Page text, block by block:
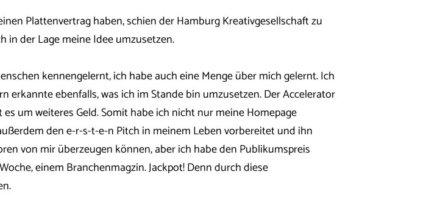
Plattenvertrag haben, schien der Hamburg Kreativgesellschaft zu
in der Lage meine Idee umzusetzen.
kennengelernt, ich habe auch eine Menge über mich gelernt. Ich
ebenfalls, was ich im Stande bin umzusetzen. Der Accelerator
um weiteres Geld. Somit habe ich nicht nur meine Homepage
den e-r-s-t-e-n Pitch in meinem Leben vorbereitet und ihn
von mir überzeugen können, aber ich habe den Publikumspreis
einem Branchenmagzin. Jackpot! Denn durch diese